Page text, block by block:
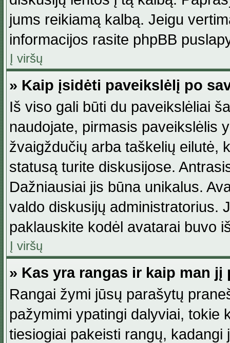
jums reikiamą kalbą. Jeigu
informacijos rasite phpBB
Į viršų
» Kaip įsidėti paveikslėlį po
Iš viso gali būti du paveikslėliai
naudojate, pirmasis paveikslėlis
žvaigždučių arba taškelių eilutė,
statusą turite diskusijose.
Dažniausiai jis būna unikalus.
valdo diskusijų administratorius.
paklauskite kodėl avatarai buvo
Į viršų
» Kas yra rangas ir kaip man jį
Rangai žymi jūsų parašytų
pažymimi ypatingi dalyviai, tokie
tiesiogiai pakeisti rangų,